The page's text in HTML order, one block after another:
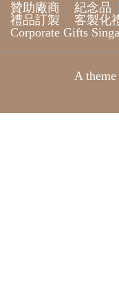
贊助廠商 紀念品
禮品訂製
客製化
Corporate Gifts
A